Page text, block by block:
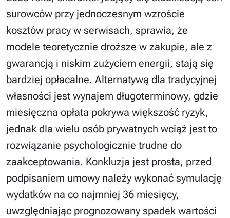
surowców przy jednoczesnym wzroście
kosztów pracy w serwisach, sprawia, że
modele teoretycznie droższe w zakupie, ale z
gwarancją i niskim zużyciem energii, stają się
bardziej opłacalne. Alternatywą dla tradycyjnej
własności jest wynajem długoterminowy, gdzie
miesięczna opłata pokrywa większość ryzyk,
jednak dla wielu osób prywatnych wciąż jest to
rozwiązanie psychologicznie trudne do
zaakceptowania. Konkluzja jest prosta, przed
podpisaniem umowy należy wykonać symulację
wydatków na co najmniej 36 miesięcy,
uwzględniając prognozowany spadek wartości